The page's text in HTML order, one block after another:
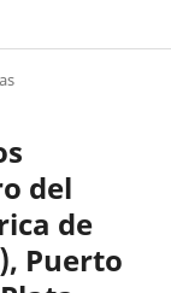
del
de
Puerto